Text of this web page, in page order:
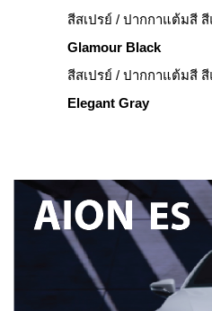
สีสเปรย์ / ปากกาแต้มสี
Glamour Black
สีสเปรย์ / ปากกาแต้มสี
Elegant Gray